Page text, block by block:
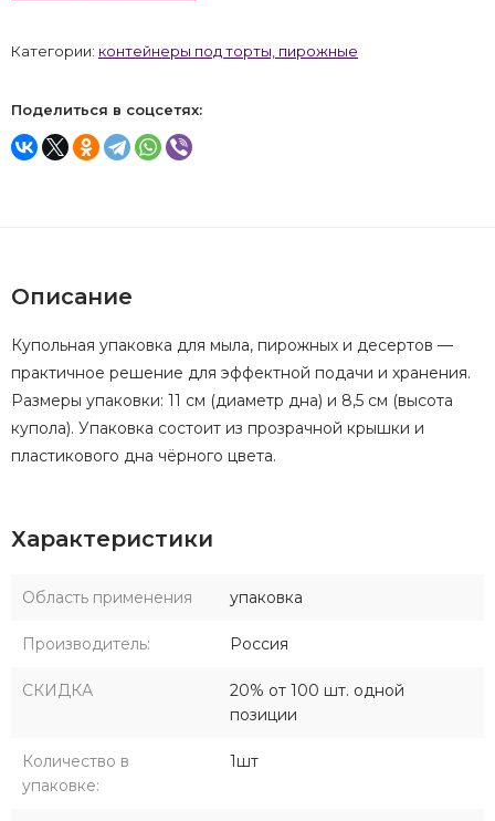
Категории: контейнеры под торты, пирожные
Поделиться в соцсетях:
Описание
Купольная упаковка для мыла, пирожных и десертов —
практичное решение для эффектной подачи и хранения.
Размеры упаковки: 11 см (диаметр дна) и 8,5 см (высота
купола). Упаковка состоит из прозрачной крышки и
пластикового дна чёрного цвета.
Характеристики
Область применения упаковка
Производитель: Россия
СКИДКА
20% от 100 шт. одной
позиции
Количество в
упаковке:
1шт